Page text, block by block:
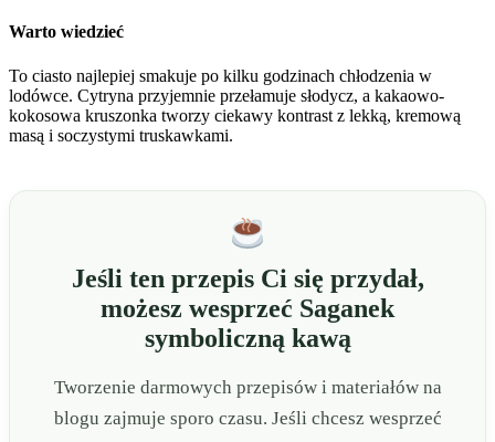
Warto wiedzieć
To ciasto najlepiej smakuje po kilku godzinach chłodzenia w
lodówce. Cytryna przyjemnie przełamuje słodycz, a kakaowo-
kokosowa kruszonka tworzy ciekawy kontrast z lekką, kremową
masą i soczystymi truskawkami.
Jeśli ten przepis Ci się przydał,
możesz wesprzeć Saganek
symboliczną kawą
Tworzenie darmowych przepisów i materiałów na
blogu zajmuje sporo czasu. Jeśli chcesz wesprzeć